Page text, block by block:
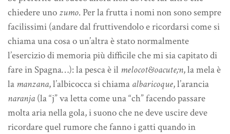
chiedere uno zumo. Per la frutta i nomi non sono sempre
facilissimi (andare dal fruttivendolo e ricordarsi come si
chiama una cosa o un’altra è stato normalmente
l’esercizio di memoria più difficile che mi sia capitato di
fare in Spagna…): la pesca è il melocot&oacute;n, la mela è
la manzana, l’albicocca si chiama albaricoque, l’arancia
naranja (la “j” va letta come una “ch” facendo passare
molta aria nella gola, i suono che ne deve uscire deve
ricordare quel rumore che fanno i gatti quando in